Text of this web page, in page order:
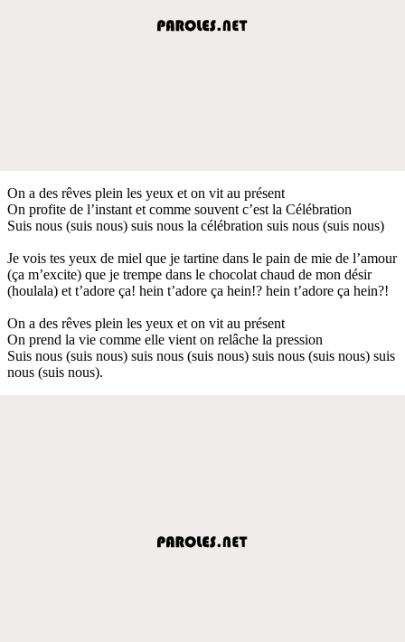
On a des rêves plein les yeux et on vit au présent
On profite de l’instant et comme souvent c’est la Célébration
Suis nous (suis nous) suis nous la célébration suis nous (suis nous)
Je vois tes yeux de miel que je tartine dans le pain de mie de l’amour
(ça m’excite) que je trempe dans le chocolat chaud de mon désir
(houlala) et t’adore ça! hein t’adore ça hein!? hein t’adore ça hein?!
On a des rêves plein les yeux et on vit au présent
On prend la vie comme elle vient on relâche la pression
Suis nous (suis nous) suis nous (suis nous) suis nous (suis nous) suis
nous (suis nous).